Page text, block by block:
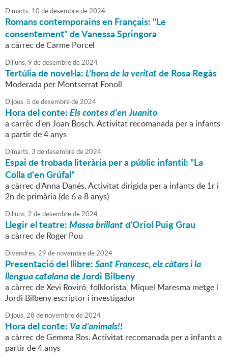
Dimarts, 10 dedesembrede2024
Romans contemporains en Français: "Le
consentement" de Vanessa Springora
a càrrec de Carme Porcel
Dilluns,9 dedesembrede2024
Tertúlia de novel·la:L'hora de la veritatde Rosa Regàs
Moderada per Montserrat Fonoll
Dijous, 5 dedesembrede2024
Hora del conte:Els contes d'en Juanito
a carrèc d'en Joan Bosch. Activitat recomanada per a infants
a partir de 4 anys
Dimarts,3 dedesembrede2024
Espai de trobada literària per a públic infantil: "La
Colla d'en Grúfal"
a càrrec d'Anna Danés. Activitat dirigida per a infants de 1r i
2n de primària (de 6 a 8 anys)
Dilluns,2 dedesembrede2024
Llegir el teatre:Massa brillantd'Oriol Puig Grau
a càrrec de Roger Pou
Divendres,29 de novembrede2024
Presentació del llibre:Sant Francesc, els càtars i la
llengua catalanade Jordi Bilbeny
a càrrec de Xevi Roviró, folklorista, Miquel Maresma metge i
Jordi Bilbeny escriptor i investigador
Dijous,28 de novembrede2024
Hora del conte: Va d'animals!!
a càrrec de Gemma Ros. Activitat recomanada per a infants a
partir de 4 anys